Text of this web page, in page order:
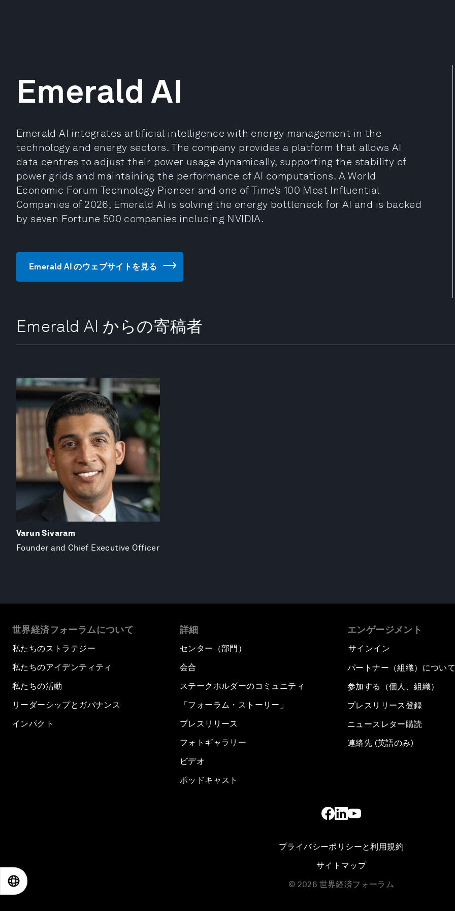
Emerald AI
Emerald AI integrates artificial intelligence with energy management in the
technology and energy sectors. The company provides a platform that allows AI
data centres to adjust their power usage dynamically, supporting the stability of
power grids and maintaining the performance of AI computations. A World
Economic Forum Technology Pioneer and one of Time’s 100 Most Influential
Companies of 2026, Emerald AI is solving the energy bottleneck for AI and is backed
by seven Fortune 500 companies including NVIDIA.
Emerald AI のウェブサイトを見る
Emerald AI からの寄稿者
Varun Sivaram
Founder and Chief Executive Officer
世界経済フォーラムについて
私たちのストラテジー
私たちのアイデンティティ
私たちの活動
リーダーシップとガバナンス
インパクト
詳細
センター（部門）
会合
ステークホルダーのコミュニティ
「フォーラム・ストーリー」
プレスリリース
フォトギャラリー
ビデオ
ポッドキャスト
エンゲージメント
サインイン
パートナー（組織）につい
参加する（個人、組織）
プレスリリース登録
ニュースレター購読
連絡先 (英語のみ)
プライバシーポリシーと利用規約
サイトマップ
© 2026 世界経済フォーラム